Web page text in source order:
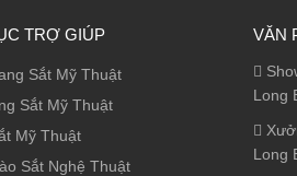
TRỢ GIÚP
Sắt Mỹ Thuật
Sắt Mỹ Thuật
Mỹ Thuật
Sắt Nghệ Thuật
VĂN
Long
Long